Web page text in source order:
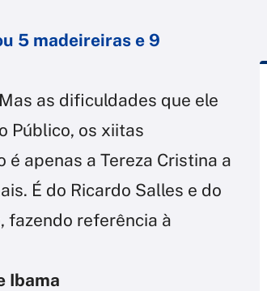
5 madeireiras e 9
as dificuldades que ele
Público, os xiitas
apenas a Tereza Cristina a
É do Ricardo Salles e do
fazendo referência à
Ibama